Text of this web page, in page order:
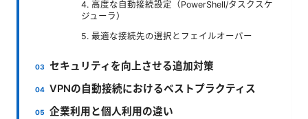
4. 高度な自動接続設定（PowerShell/タスクスケ
ジューラ）
5. 最適な接続先の選択とフェイルオーバー
セキュリティを向上させる追加対策
VPNの自動接続におけるベストプラクティス
企業利用と個人利用の違い